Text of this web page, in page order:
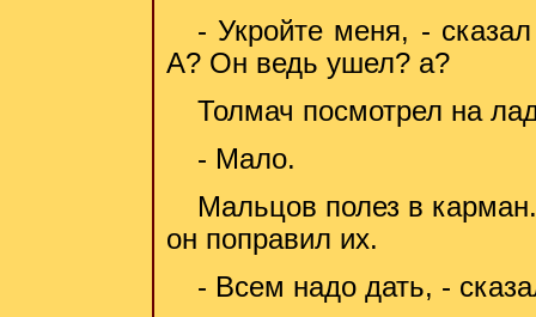
- Укройте меня, -
А? Он ведь ушел? а?
Толмач посмотрел на
- Мало.
Мальцов полез в
он поправил их.
- Всем надо дать, -